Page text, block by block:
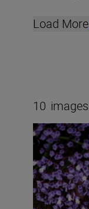
Load More
10 images